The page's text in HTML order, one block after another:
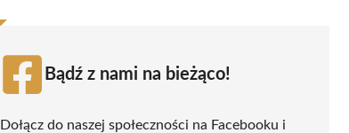
Bądź z nami na bieżąco!
Dołącz do naszej społeczności na Facebooku i